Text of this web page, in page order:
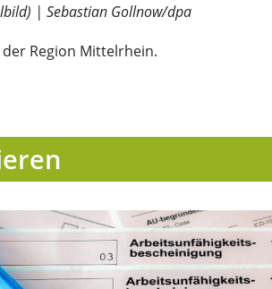
| Sebastian Gollnow/dpa
Region Mittelrhein.